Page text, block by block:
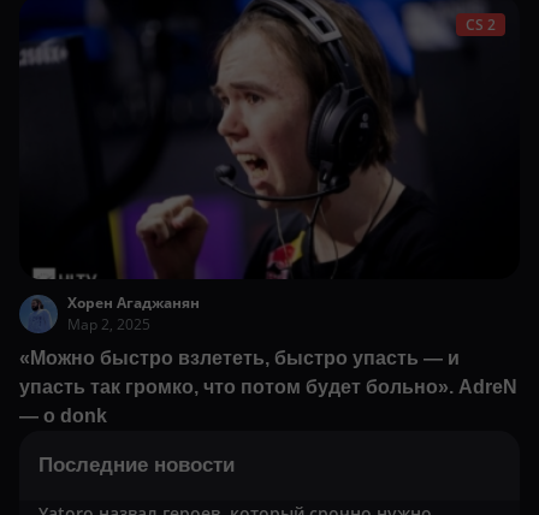
CS 2
Хорен Агаджанян
Мар 2, 2025
«Можно быстро взлететь, быстро упасть — и
упасть так громко, что потом будет больно». AdreN
— о donk
Последние новости